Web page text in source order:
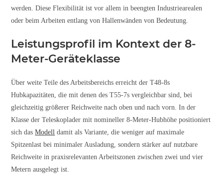
werden. Diese Flexibilität ist vor allem in beengten Industriearealen
oder beim Arbeiten entlang von Hallenwänden von Bedeutung.
Leistungsprofil im Kontext der 8-
Meter-Geräteklasse
Über weite Teile des Arbeitsbereichs erreicht der T48-8s
Hubkapazitäten, die mit denen des T55-7s vergleichbar sind, bei
gleichzeitig größerer Reichweite nach oben und nach vorn. In der
Klasse der Teleskoplader mit nomineller 8-Meter-Hubhöhe positioniert
sich dasModell damit als Variante, die weniger auf maximale
Spitzenlast bei minimaler Ausladung, sondern stärker auf nutzbare
Reichweite in praxisrelevanten Arbeitszonen zwischen zwei und vier
Metern ausgelegt ist.